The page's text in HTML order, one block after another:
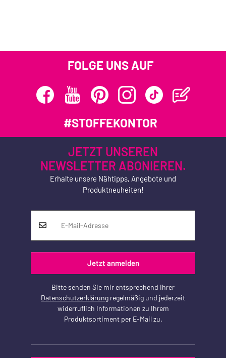
FOLGE UNS AUF
#STOFFEKONTOR
JETZT UNSEREN
NEWSLETTER ABONIEREN.
Erhalte unsere Nähtipps, Angebote und
Produktneuheiten!
Jetzt anmelden
Bitte senden Sie mir entsprechend Ihrer
Datenschutzerklärung regelmäßig und jederzeit
widerruflich Informationen zu Ihrem
Produktsortiment per E-Mail zu.